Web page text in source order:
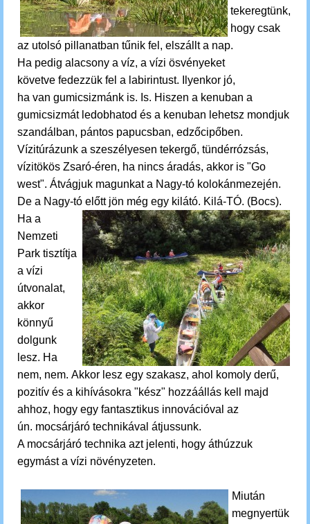
tekeregtünk,
hogy csak
az utolsó pillanatban tűnik fel, elszállt a nap.
Ha pedig alacsony a víz, a vízi ösvényeket
követve fedezzük fel a labirintust. Ilyenkor jó,
ha van gumicsizmánk is. Is. Hiszen a kenuban a
gumicsizmát ledobhatod és a kenuban lehetsz mondjuk
szandálban, pántos papucsban, edzőcipőben.
Vízitúrázunk a szeszélyesen tekergő, tündérrózsás,
vízitökös Zsaró-éren, ha nincs áradás, akkor is "Go
west". Átvágjuk magunkat a Nagy-tó kolokánmezején.
De a Nagy-tó előtt jön még egy kilátó. Kilá-TÓ. (Bocs).
Ha a
Nemzeti
Park tisztítja
a vízi
útvonalat,
akkor
könnyű
dolgunk
lesz. Ha
nem, nem. Akkor lesz egy szakasz, ahol komoly derű,
pozitív és a kihívásokra "kész" hozzáállás kell majd
ahhoz, hogy egy fantasztikus innovációval az
ún. mocsárjáró technikával átjussunk.
A mocsárjáró technika azt jelenti, hogy áthúzzuk
egymást a vízi növényzeten.
Miután
megnyertük